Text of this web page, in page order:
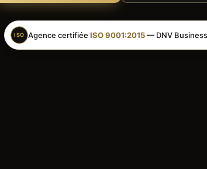
ISO Agence certifiée ISO 9001:2015— DNV